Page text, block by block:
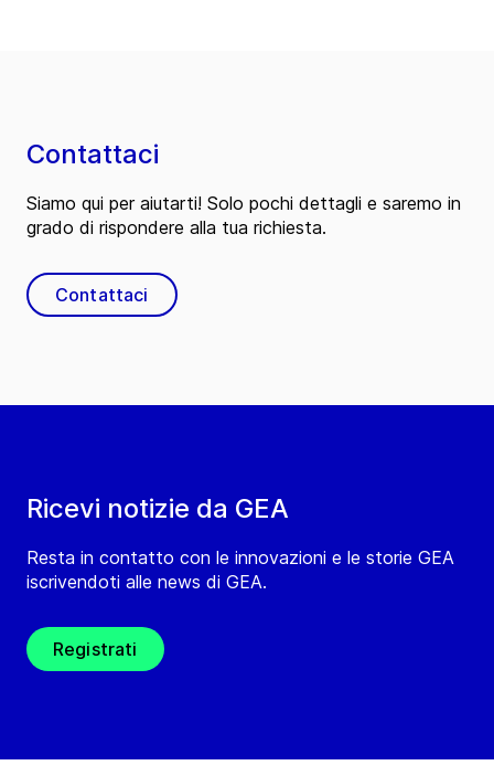
Ricevi notizie da GEA
Resta in contatto con le innovazioni e le storie GEA
iscrivendoti alle news di GEA.
Registrati
Contattaci
Siamo qui per aiutarti! Solo pochi dettagli e saremo in
grado di rispondere alla tua richiesta.
Contattaci